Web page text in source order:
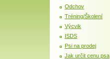
Odchov
Tréning/Školení
Výcvik
ISDS
Psi na prodej
Jak určit cenu psa